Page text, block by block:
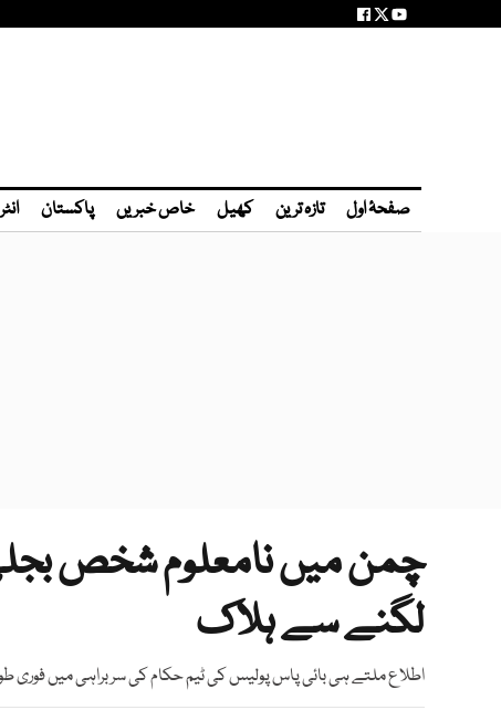
صفحۂ اول تازہ ترین کھیل خاص خبریں پاکستان
چمن میں نامعلوم شخص
لگنے سے ہلاک
اطلاع ملتے ہی بائی پاس پولیس کی ٹیم حکام کی سربراہی میں فوری